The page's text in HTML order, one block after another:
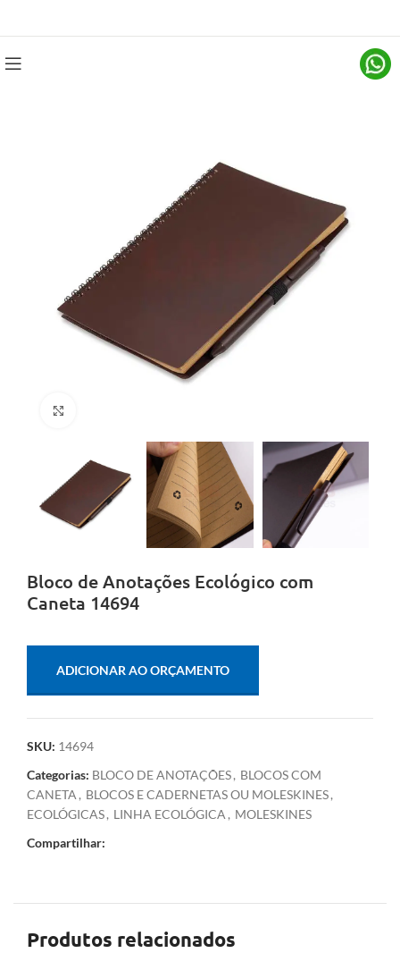
Bloco de Anotações Ecológico com
Caneta 14694
ADICIONAR AO ORÇAMENTO
SKU: 14694
Categorias: BLOCO DE ANOTAÇÕES, BLOCOS COM
CANETA , BLOCOS E CADERNETAS OU MOLESKINES,
ECOLÓGICAS, LINHA ECOLÓGICA , MOLESKINES
Compartilhar:
Produtos relacionados